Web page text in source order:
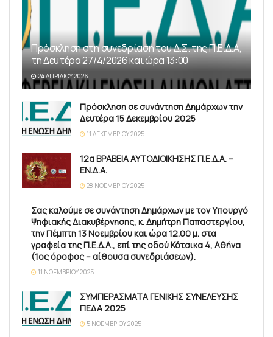
Πρόσκληση στη συνεδρίαση του Δ.Σ. της Π.Ε.Δ.Α,
τη Δευτέρα 27/4/2026 και ώρα 13:00
24 ΑΠΡΙΛΊΟΥ 2026
Πρόσκληση σε συνάντηση Δημάρχων την
Δευτέρα 15 Δεκεμβρίου 2025
11 ΔΕΚΕΜΒΡΊΟΥ 2025
12α ΒΡΑΒΕΙΑ ΑΥΤΟΔΙΟΙΚΗΣΗΣ Π.Ε.Δ.Α. –
ΕΝ.Δ.Α.
28 ΝΟΕΜΒΡΊΟΥ 2025
Σας καλούμε σε συνάντηση Δημάρχων με τον Υπουργό
Ψηφιακής Διακυβέρνησης, κ. Δημήτρη Παπαστεργίου,
την Πέμπτη 13 Νοεμβρίου και ώρα 12.00 μ. στα
γραφεία της Π.Ε.Δ.Α., επί της οδού Κότσικα 4, Αθήνα
(1ος όροφος – αίθουσα συνεδριάσεων).
11 ΝΟΕΜΒΡΊΟΥ 2025
ΣΥΜΠΕΡΑΣΜΑΤΑ ΓΕΝΙΚΗΣ ΣΥΝΕΛΕΥΣΗΣ
ΠΕΔΑ 2025
5 ΝΟΕΜΒΡΊΟΥ 2025